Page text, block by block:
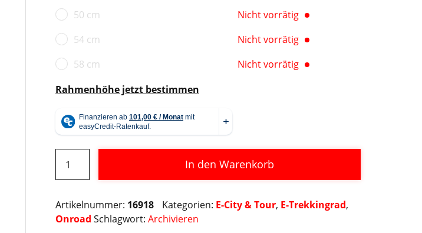
50 cm
Nicht vorrätig
54 cm
Nicht vorrätig
58 cm
Nicht vorrätig
Rahmenhöhe jetzt bestimmen
Kathmandu
Hybrid
800
Menge
In den Warenkorb
Artikelnummer: 16918 Kategorien: E-City & Tour, E-Trekkingrad,
Onroad Schlagwort: Archivieren